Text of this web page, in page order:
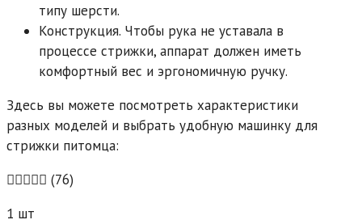
типу шерсти.
Конструкция. Чтобы рука не уставала в
процессе стрижки, аппарат должен иметь
комфортный вес и эргономичную ручку.
Здесь вы можете посмотреть характеристики
разных моделей и выбрать удобную машинку для
стрижки питомца:
(76)
1 шт